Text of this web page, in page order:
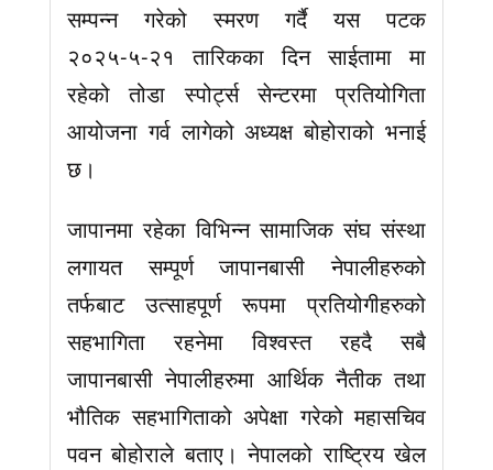
सम्पन्न गरेको स्मरण गर्दै यस पटक
२०२५-५-२१ तारिकका दिन साईतामा मा
रहेको तोडा स्पोर्ट्स सेन्टरमा प्रतियोगिता
आयोजना गर्व लागेको अध्यक्ष बोहोराको भनाई
छ।
जापानमा रहेका विभिन्न सामाजिक संघ संस्था
लगायत सम्पूर्ण जापानबासी नेपालीहरुको
तर्फबाट उत्साहपूर्ण रूपमा प्रतियोगीहरुको
सहभागिता रहनेमा विश्वस्त रहदै सबै
जापानबासी नेपालीहरुमा आर्थिक नैतीक तथा
भौतिक सहभागिताको अपेक्षा गरेको महासचिव
पवन बोहोराले बताए। नेपालको राष्ट्रिय खेल